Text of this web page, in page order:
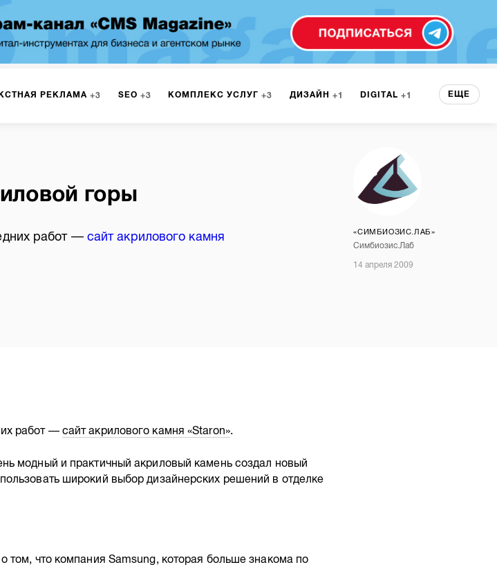
РЕКЛАМА 3 SEO 3 КОМПЛЕКС УСЛУГ 3 ДИЗАЙН 1 DIGITAL 1
МОНИТОРИНГ МЕНЕДЖМЕНТ
ЕЩЕ
горы
работ — сайт акрилового камня
«СИМБИОЗИС.ЛАБ»
Симбиозис.Лаб
14 апреля 2009
работ — сайт акрилового камня «Staron».
модный и практичный акриловый камень создал новый
широкий выбор дизайнерских решений в отделке
том, что компания Samsung, которая больше знакома по